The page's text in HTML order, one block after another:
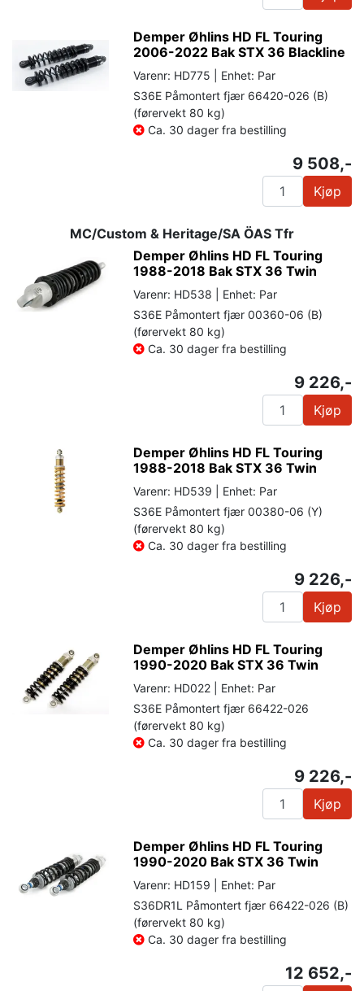
Demper Øhlins HD FL Touring
2006-2022 Bak STX 36 Blackline
Varenr: HD775 | Enhet: Par
S36E Påmontert fjær 66420-026 (B)
(førervekt 80 kg)
Ca. 30 dager fra bestilling
9 508,-
Kjøp
MC/Custom & Heritage/SA ÖAS Tfr
Demper Øhlins HD FL Touring
1988-2018 Bak STX 36 Twin
Varenr: HD538 | Enhet: Par
S36E Påmontert fjær 00360-06 (B)
(førervekt 80 kg)
Ca. 30 dager fra bestilling
9 226,-
Kjøp
Demper Øhlins HD FL Touring
1988-2018 Bak STX 36 Twin
Varenr: HD539 | Enhet: Par
S36E Påmontert fjær 00380-06 (Y)
(førervekt 80 kg)
Ca. 30 dager fra bestilling
9 226,-
Kjøp
Demper Øhlins HD FL Touring
1990-2020 Bak STX 36 Twin
Varenr: HD022 | Enhet: Par
S36E Påmontert fjær 66422-026
(førervekt 80 kg)
Ca. 30 dager fra bestilling
9 226,-
Kjøp
Demper Øhlins HD FL Touring
1990-2020 Bak STX 36 Twin
Varenr: HD159 | Enhet: Par
S36DR1L Påmontert fjær 66422-026 (B)
(førervekt 80 kg)
Ca. 30 dager fra bestilling
12 652,-